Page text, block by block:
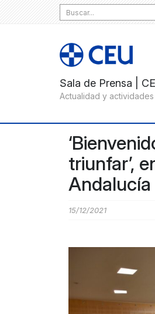
Search
for:
triunfar’,
Andalucía
15/12/2021